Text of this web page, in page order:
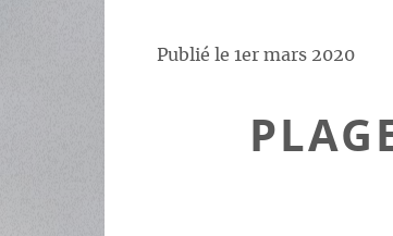
Publié le 1er mars 2020